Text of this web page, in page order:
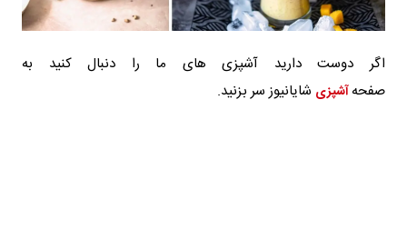
اگر دوست دارید آشپزی های ما را دنبال کنید به
صفحهآشپزی شایانیوز سر بزنید.